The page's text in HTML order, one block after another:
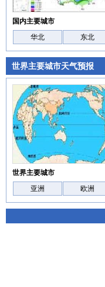
国内主要城市
华北
东北
世界主要城市天气预报
世界主要城市
亚洲
欧洲